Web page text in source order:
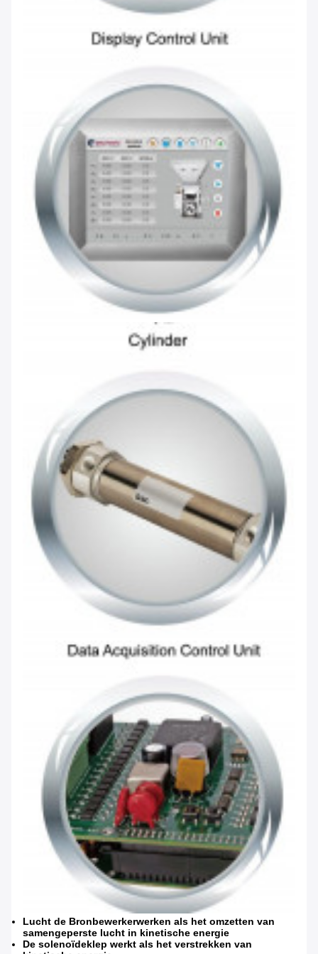
Lucht de Bronbewerkerwerken als het omzetten van
samengeperste lucht in kinetische energie
De solenoïdeklep werkt als het verstrekken van